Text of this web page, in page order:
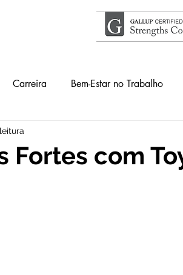
Carreira Bem-Estar no Trabalho
Fortes com